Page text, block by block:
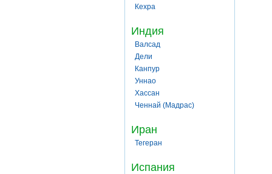
Кехра
Индия
Валсад
Дели
Канпур
Уннао
Хассан
Ченнай (Мадрас)
Иран
Тегеран
Испания